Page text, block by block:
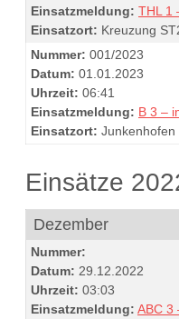
Einsatzmeldung: THL 1
Einsatzort: Kreuzung
Nummer: 001/2023
Datum: 01.01.2023
Uhrzeit: 06:41
Einsatzmeldung: B 3 –
Einsatzort: Junkenhofen
Einsätze
Dezember
Nummer:
Datum: 29.12.2022
Uhrzeit: 03:03
Einsatzmeldung: ABC 3